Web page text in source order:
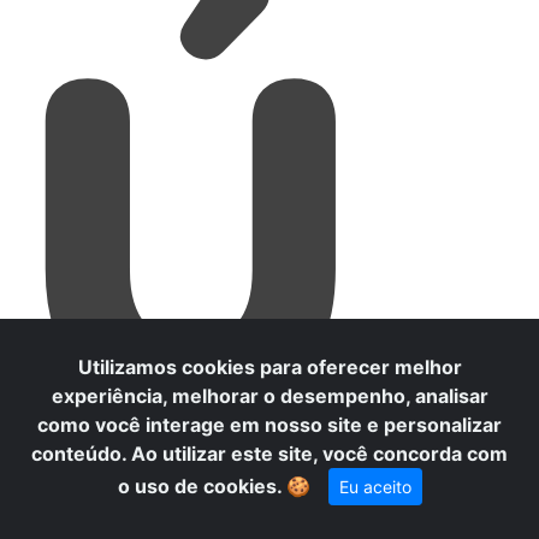
Ú
Utilizamos cookies para oferecer melhor
experiência, melhorar o desempenho, analisar
como você interage em nosso site e personalizar
conteúdo. Ao utilizar este site, você concorda com
o uso de cookies. 🍪 Eu aceito